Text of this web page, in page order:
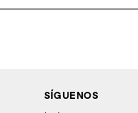
SÍGUENOS